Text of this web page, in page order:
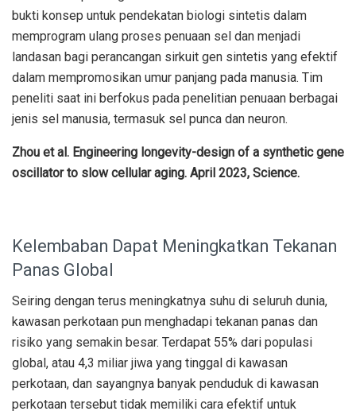
bukti konsep untuk pendekatan biologi sintetis dalam
memprogram ulang proses penuaan sel dan menjadi
landasan bagi perancangan sirkuit gen sintetis yang efektif
dalam mempromosikan umur panjang pada manusia. Tim
peneliti saat ini berfokus pada penelitian penuaan berbagai
jenis sel manusia, termasuk sel punca dan neuron.
Zhou et al. Engineering longevity-design of a synthetic gene
oscillator to slow cellular aging. April 2023, Science.
Kelembaban Dapat Meningkatkan Tekanan
Panas Global
Seiring dengan terus meningkatnya suhu di seluruh dunia,
kawasan perkotaan pun menghadapi tekanan panas dan
risiko yang semakin besar. Terdapat 55% dari populasi
global, atau 4,3 miliar jiwa yang tinggal di kawasan
perkotaan, dan sayangnya banyak penduduk di kawasan
perkotaan tersebut tidak memiliki cara efektif untuk